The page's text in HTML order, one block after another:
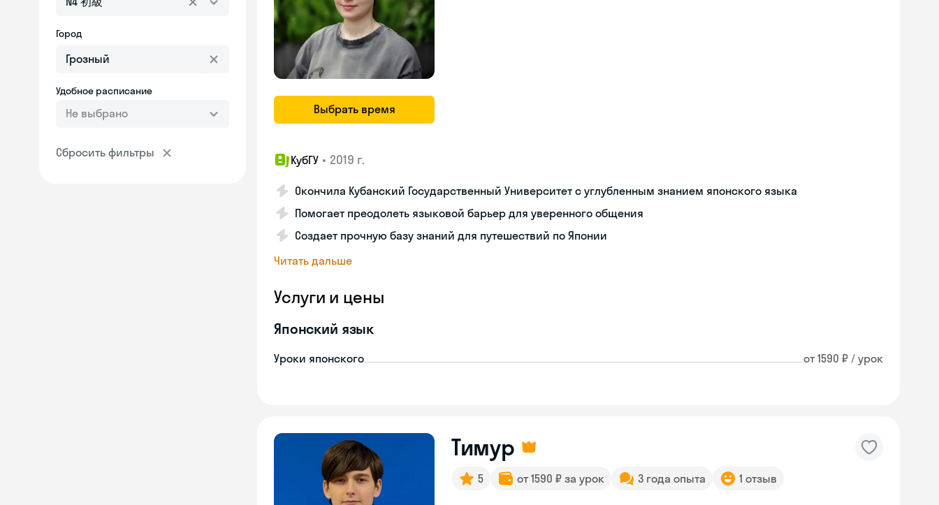
Город
Удобное расписание
Не выбрано
Сбросить фильтры
Выбрать время
КубГУ • 2019 г.
Окончила Кубанский Государственный Университет с углубленным знанием японского языка
Помогает преодолеть языковой барьер для уверенного общения
Создает прочную базу знаний для путешествий по Японии
Читать дальше
Услуги и цены
Японский язык
Уроки японского от 1590 ₽ / урок
Тимур
5 от 1590 ₽ за урок 3 года опыта 1 отзыв